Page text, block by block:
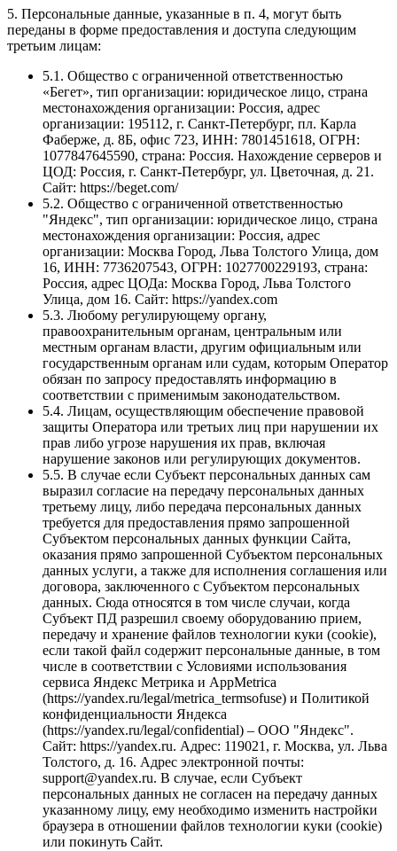
5. Персональные данные, указанные в п. 4, могут быть
переданы в форме предоставления и доступа следующим
третьим лицам:
5.1. Общество с ограниченной ответственностью
«Бегет», тип организации: юридическое лицо, страна
местонахождения организации: Россия, адрес
организации: 195112, г. Санкт-Петербург, пл. Карла
Фаберже, д. 8Б, офис 723, ИНН: 7801451618, ОГРН:
1077847645590, страна: Россия. Нахождение серверов и
ЦОД: Россия, г. Санкт-Петербург, ул. Цветочная, д. 21.
Сайт: https://beget.com/
5.2. Общество с ограниченной ответственностью
"Яндекс", тип организации: юридическое лицо, страна
местонахождения организации: Россия, адрес
организации: Москва Город, Льва Толстого Улица, дом
16, ИНН: 7736207543, ОГРН: 1027700229193, страна:
Россия, адрес ЦОДа: Москва Город, Льва Толстого
Улица, дом 16. Сайт: https://yandex.com
5.3. Любому регулирующему органу,
правоохранительным органам, центральным или
местным органам власти, другим официальным или
государственным органам или судам, которым Оператор
обязан по запросу предоставлять информацию в
соответствии с применимым законодательством.
5.4. Лицам, осуществляющим обеспечение правовой
защиты Оператора или третьих лиц при нарушении их
прав либо угрозе нарушения их прав, включая
нарушение законов или регулирующих документов.
5.5. В случае если Субъект персональных данных сам
выразил согласие на передачу персональных данных
третьему лицу, либо передача персональных данных
требуется для предоставления прямо запрошенной
Субъектом персональных данных функции Сайта,
оказания прямо запрошенной Субъектом персональных
данных услуги, а также для исполнения соглашения или
договора, заключенного с Субъектом персональных
данных. Сюда относятся в том числе случаи, когда
Субъект ПД разрешил своему оборудованию прием,
передачу и хранение файлов технологии куки (cookie),
если такой файл содержит персональные данные, в том
числе в соответствии с Условиями использования
сервиса Яндекс Метрика и AppMetrica
(https://yandex.ru/legal/metrica_termsofuse) и Политикой
конфиденциальности Яндекса
(https://yandex.ru/legal/confidential) – ООО "Яндекс".
Сайт: https://yandex.ru. Адрес: 119021, г. Москва, ул. Льва
Толстого, д. 16. Адрес электронной почты:
support@yandex.ru. В случае, если Субъект
персональных данных не согласен на передачу данных
указанному лицу, ему необходимо изменить настройки
браузера в отношении файлов технологии куки (cookie)
или покинуть Сайт.